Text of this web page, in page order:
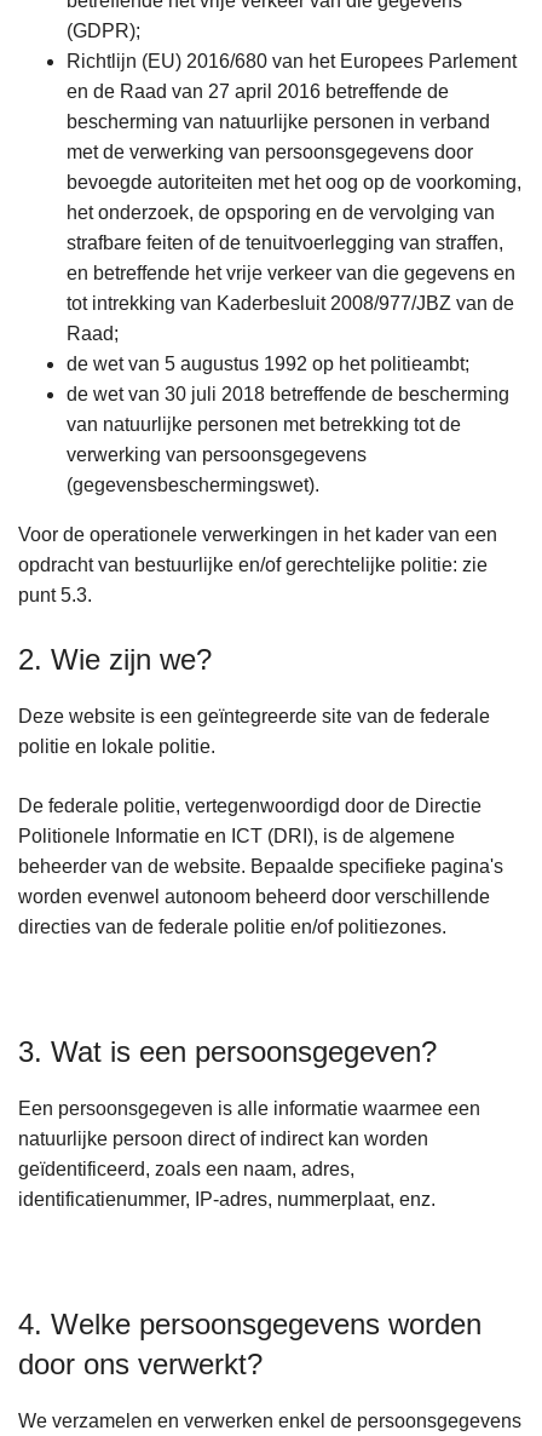
(GDPR);
Richtlijn (EU) 2016/680 van het Europees Parlement
en de Raad van 27 april 2016 betreffende de
bescherming van natuurlijke personen in verband
met de verwerking van persoonsgegevens door
bevoegde autoriteiten met het oog op de voorkoming,
het onderzoek, de opsporing en de vervolging van
strafbare feiten of de tenuitvoerlegging van straffen,
en betreffende het vrije verkeer van die gegevens en
tot intrekking van Kaderbesluit 2008/977/JBZ van de
Raad;
de wet van 5 augustus 1992 op het politieambt;
de wet van 30 juli 2018 betreffende de bescherming
van natuurlijke personen met betrekking tot de
verwerking van persoonsgegevens
(gegevensbeschermingswet).
Voor de operationele verwerkingen in het kader van een
opdracht van bestuurlijke en/of gerechtelijke politie: zie
punt 5.3.
2. Wie zijn we?
Deze website is een geïntegreerde site van de federale
politie en lokale politie.
De federale politie, vertegenwoordigd door de Directie
Politionele Informatie en ICT (DRI), is de algemene
beheerder van de website. Bepaalde specifieke pagina's
worden evenwel autonoom beheerd door verschillende
directies van de federale politie en/of politiezones.
3. Wat is een persoonsgegeven?
Een persoonsgegeven is alle informatie waarmee een
natuurlijke persoon direct of indirect kan worden
geïdentificeerd, zoals een naam, adres,
identificatienummer, IP-adres, nummerplaat, enz.
4. Welke persoonsgegevens worden
door ons verwerkt?
We verzamelen en verwerken enkel de persoonsgegevens